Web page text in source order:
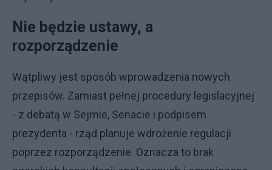
Nie będzie ustawy, a
rozporządzenie
Wątpliwy jest sposób wprowadzenia nowych
przepisów. Zamiast pełnej procedury legislacyjnej
- z debatą w Sejmie, Senacie i podpisem
prezydenta - rząd planuje wdrożenie regulacji
poprzez rozporządzenie. Oznacza to brak